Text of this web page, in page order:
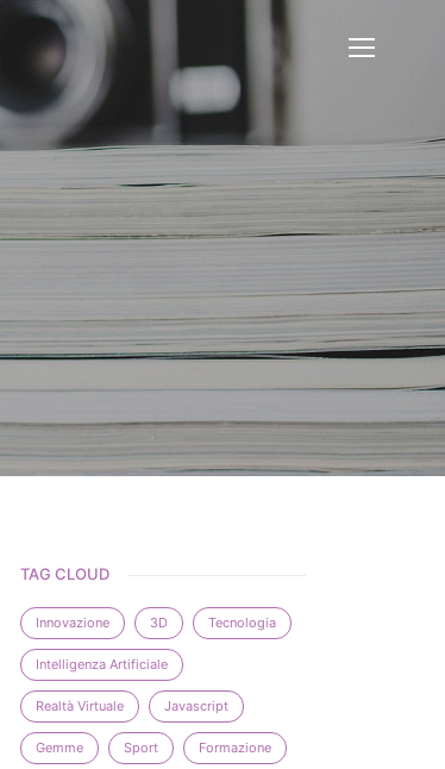
TAG CLOUD
Innovazione 3D Tecnologia
Intelligenza Artificiale
Realtà Virtuale Javascript
Gemme Sport Formazione